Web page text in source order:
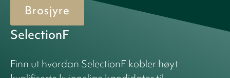
Brosjyre
SelectionF
Finn ut hvordan SelectionF kobler høyt